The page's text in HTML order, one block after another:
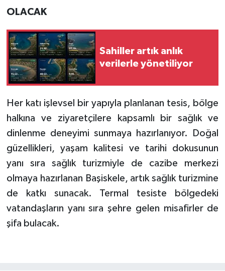
OLACAK
Sahiller artık anlık
verilerle yönetiliyor
Her katı işlevsel bir yapıyla planlanan tesis, bölge
halkına ve ziyaretçilere kapsamlı bir sağlık ve
dinlenme deneyimi sunmaya hazırlanıyor. Doğal
güzellikleri, yaşam kalitesi ve tarihi dokusunun
yanı sıra sağlık turizmiyle de cazibe merkezi
olmaya hazırlanan Başiskele, artık sağlık turizmine
de katkı sunacak. Termal tesiste bölgedeki
vatandaşların yanı sıra şehre gelen misafirler de
şifa bulacak.